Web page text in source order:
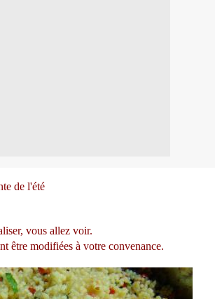
de l'été
vous allez voir.
être modifiées à votre convenance.